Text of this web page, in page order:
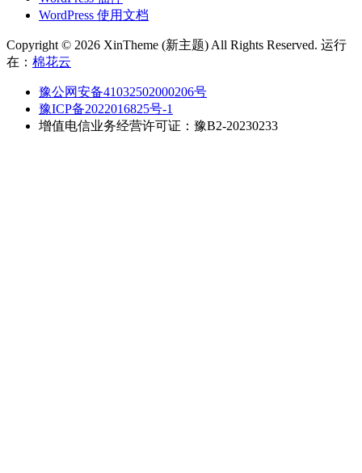
WordPress 使用文档
Copyright © 2026 XinTheme (新主题) All Rights Reserved. 运行
在： 棉花云
豫公网安备41032502000206号
豫ICP备2022016825号-1
增值电信业务经营许可证：豫B2-20230233